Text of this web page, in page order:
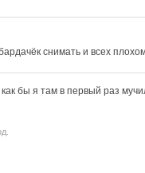
снимать и всех
бы я там в первый раз